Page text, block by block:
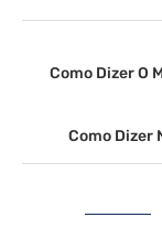
Como Dizer O
Como Dizer